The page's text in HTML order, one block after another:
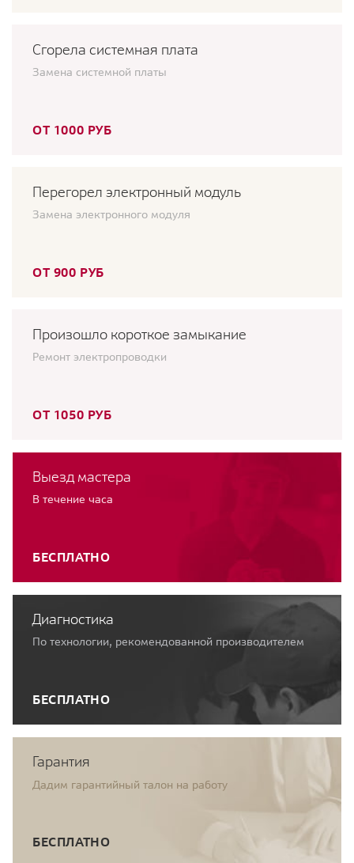
Сгорела системная плата
Замена системной платы
ОТ 1000 РУБ
Перегорел электронный модуль
Замена электронного модуля
ОТ 900 РУБ
Произошло короткое замыкание
Ремонт электропроводки
ОТ 1050 РУБ
Выезд мастера
В течение часа
БЕСПЛАТНО
Диагностика
По технологии, рекомендованной производителем
БЕСПЛАТНО
Гарантия
Дадим гарантийный талон на работу
БЕСПЛАТНО